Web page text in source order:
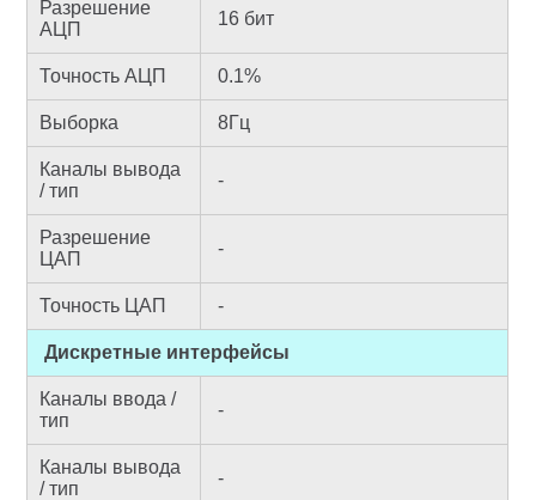
Разрешение
АЦП
16 бит
Точность АЦП 0.1%
Выборка 8Гц
Каналы вывода
/ тип
-
Разрешение
ЦАП
-
Точность ЦАП -
Дискретные интерфейсы
Каналы ввода /
тип
-
Каналы вывода
/ тип
-